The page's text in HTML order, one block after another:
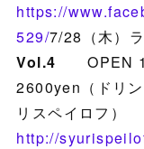
https://
529/7/28（木）
Vol.4 OPEN
2600yen（ドリ
リスペイロフ
http://